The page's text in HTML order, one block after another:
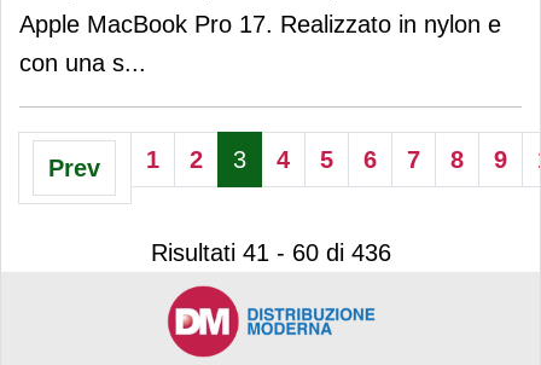
Apple MacBook Pro 17. Realizzato in nylon e
con una s...
Prev 1 2 3 4 5 6 7 8 9
Risultati 41 - 60 di 436